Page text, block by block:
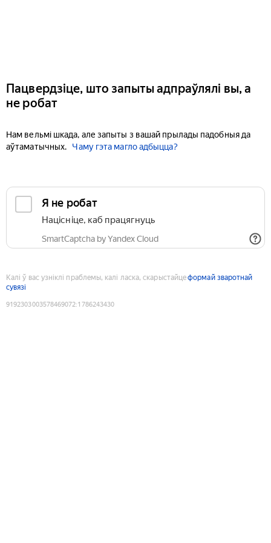
Пацвердзіце, што запыты адпраўлялі вы, а
не робат
Нам вельмі шкада, але запыты з вашай прылады падобныя да
аўтаматычных.
Чаму гэта магло адбыцца?
Я не робат
Націсніце, каб працягнуць
SmartCaptcha by Yandex Cloud
Калі ў вас узніклі праблемы, калі ласка, скарыстайцеформай зваротнай
сувязі
9192303003578469072:1786243430